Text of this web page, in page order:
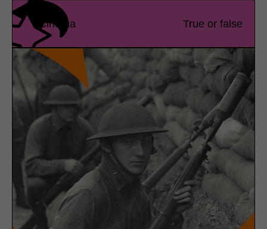
Cinema True or false